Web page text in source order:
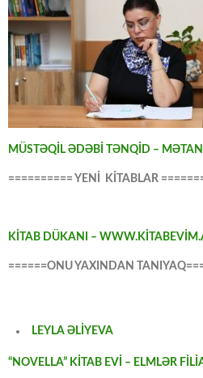
MÜSTƏQİL ƏDƏBİ TƏNQİD –
========== YENİ KİTABLAR
KİTAB DÜKANI –
======ONU YAXINDAN
LEYLA ƏLİYEVA
“NOVELLA” KİTAB EVİ – ELMLƏR